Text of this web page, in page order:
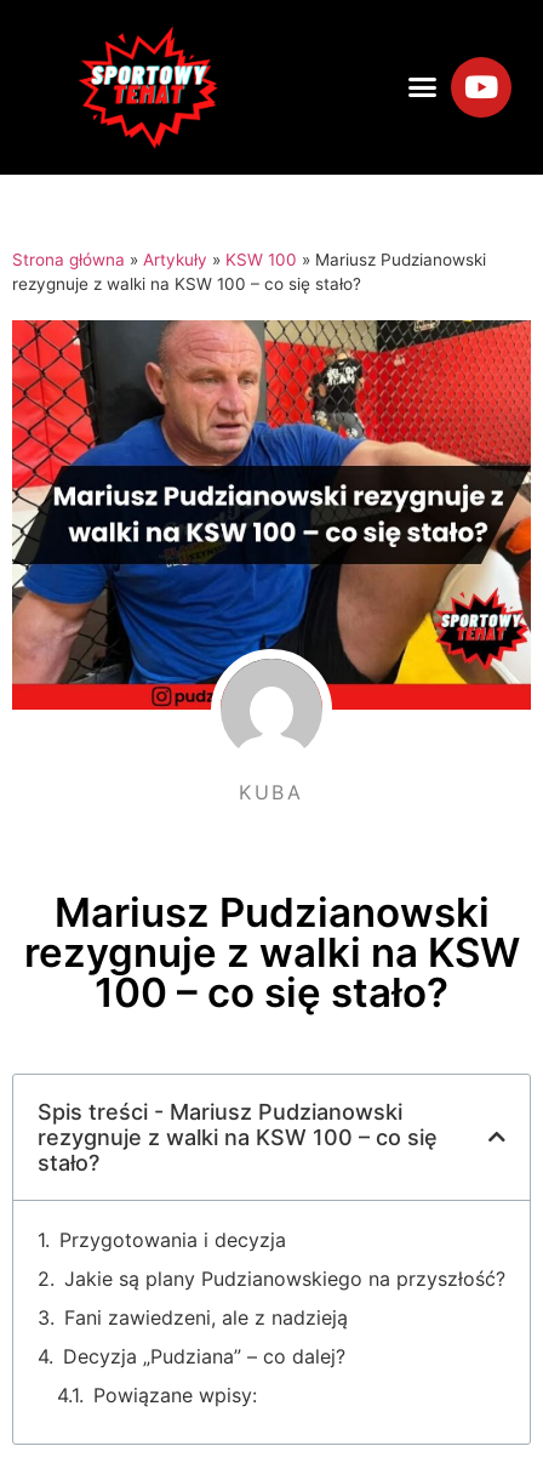
Strona główna » Artykuły » KSW 100 » Mariusz Pudzianowski
rezygnuje z walki na KSW 100 – co się stało?
KUBA
Mariusz Pudzianowski
rezygnuje z walki na KSW
100 – co się stało?
Spis treści - Mariusz Pudzianowski
rezygnuje z walki na KSW 100 – co się
stało?
Przygotowania i decyzja
Jakie są plany Pudzianowskiego na przyszłość?
Fani zawiedzeni, ale z nadzieją
Decyzja „Pudziana” – co dalej?
Powiązane wpisy: